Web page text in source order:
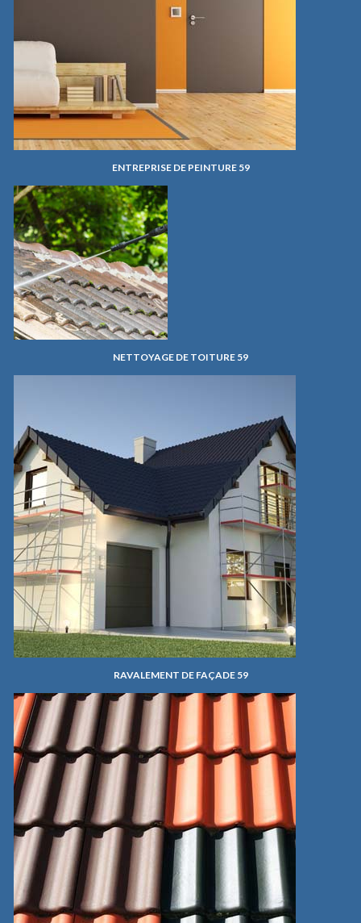
ENTREPRISE DE PEINTURE 59
NETTOYAGE DE TOITURE 59
RAVALEMENT DE FAÇADE 59